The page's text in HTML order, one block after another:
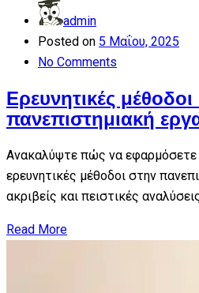
admin
Posted on 5 Μαΐου, 2025
No Comments
Ερευνητικές
πανεπιστημιακή
Ανακαλύψτε πώς να εφαρμόσετε
ερευνητικές μέθοδοι στην
ακριβείς και πειστικές
Read More